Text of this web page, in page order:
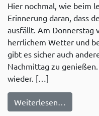
Hier nochmal, wie beim
Erinnerung daran, dass
ausfällt. Am Donnerstag
herrlichem Wetter und
gibt es sicher auch
Nachmittag zu
wieder. […]
Weiterlesen…